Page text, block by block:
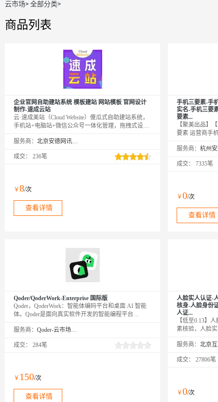
云市场>全部分类>
商品列表
企业官网自助建站系统 模板建站 网站模板 官网设计
制作-速成云站
云·速成美站（Cloud Website）傻瓜式自助建站系统，
手机站+电脑站+微信公众号一体化管理，拖拽式设
板自由切换，一站式服务，全程客服跟踪服务；模板
4009030002转13931
服务商： 北京安德网讯科技有限公司
成交： 236笔
￥8/次
查看详情
手机三要素-手
实名-手机三要
要素...
【聚美出品】
要素 运营商手
要素 手机三要
三要素认证 手
三要素 手机三
验证 手机三要
机三要素验证
服务商：
成交： 7335笔
￥0/次
查看详情
Qoder/QoderWork-Enterprise 国际版
Qoder，QoderWork：智能体编码平台和桌面 AI 智能
体。Qoder是面向真实软件开发的智能编程平台
JetBrains插件和CLI三种使用方式。QoderWork 是桌面
以自然语言描述需求，Qoder Work自动规划、执行并
服务商： Qoder-云市场精选店
成交： 284笔
￥ 150/次
查看详情
人脸实人认证-
核身-人脸身份
人证...
【低至0.13】
素核验，人脸
人脸认证，身
证、活体检测
服务商：
成交： 27806笔
￥0/次